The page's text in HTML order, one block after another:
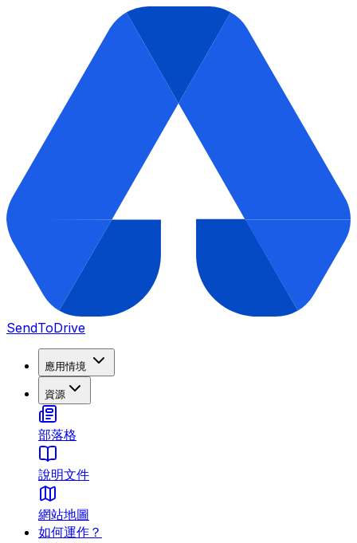
SendToDrive
應用情境
資源
部落格
說明文件
網站地圖
如何運作？